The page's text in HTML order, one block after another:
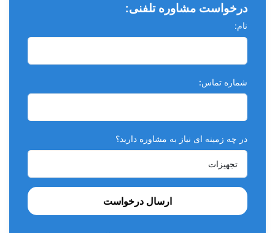
2 عدد کارتریج 50 میلی لیتر + 6 عدد میکسینگ تیپ
درخواست مشاوره تلفنی:
نام:
شماره تماس:
در چه زمینه ای نیاز به مشاوره دارید؟
ارسال درخواست